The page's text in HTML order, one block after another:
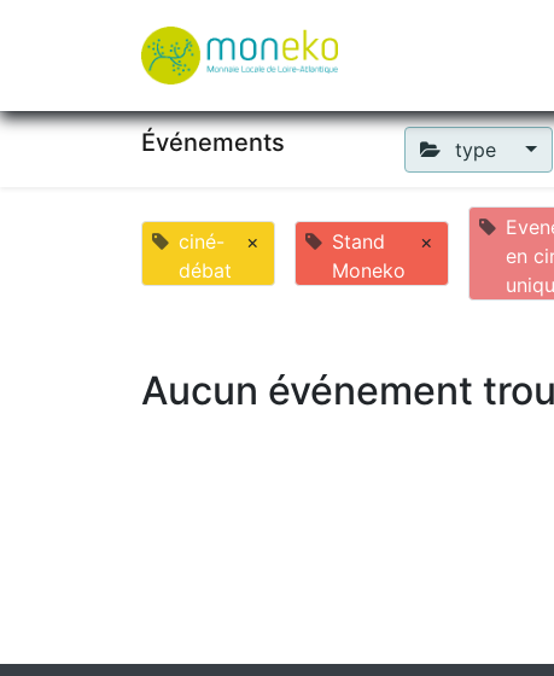
Événements type
ciné-
débat
×
Stand
Moneko
×
en
Aucun événement